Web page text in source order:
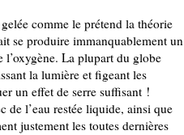
comme le prétend la théorie
se produire immanquablement un
La plupart du globe
la lumière et figeant les
un effet de serre suffisant !
de l’eau restée liquide, ainsi que
justement les toutes dernières